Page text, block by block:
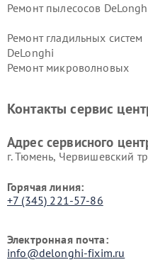
Ремонт пылесосов
Ремонт гладильных систем
DeLonghi
Ремонт микроволновых
DeLonghi
Контакты сервис
Адрес сервисного
г. Тюмень, ​Червишевский
Горячая линия:
+7 (345) 221-57-86
Электронная почта:
info@delonghi-fixim.ru